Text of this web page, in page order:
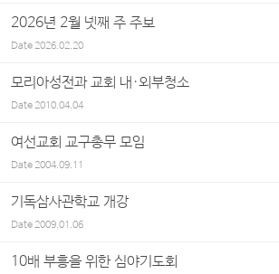
2026년 2월 넷째 주 주보
Date2026.02.20
모리아성전과 교회 내·외부청소
Date2010.04.04
여선교회 교구총무 모임
Date2004.09.11
기독삼사관학교 개강
Date2009.01.06
10배 부흥을 위한 심야기도회